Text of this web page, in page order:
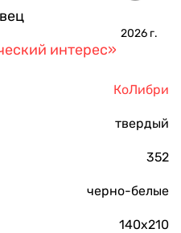
2026 г.
интерес»
КоЛибри
твердый
352
черно-белые
140х210